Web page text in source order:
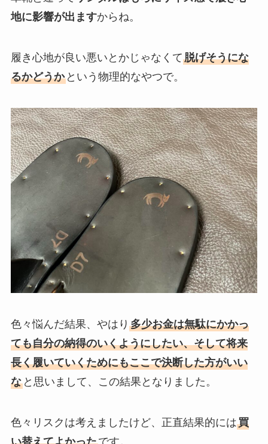
地に影響が出ますからね。
履き心地が良い悪いとかじゃなくて脱げそうにな
るかどうかという物理的なやつで。
色々悩んだ結果、やはり 多少お金は無駄にかかっ
ても自分の納得のいくようにしたい、そして将来
長く履いていくためにもここで決断した方がいい
なと思いまして、この結果となりました。
色々リスクは考えましたけど、正直結果的には買
い替えてよかったです。